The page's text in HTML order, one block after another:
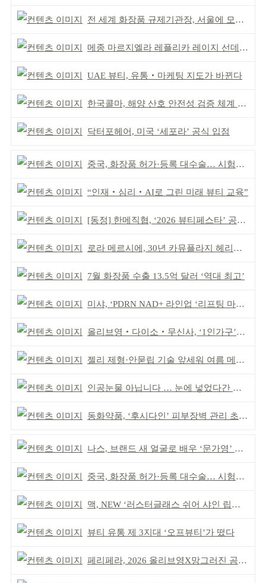
전 세계 화장품 규제기관장, 서울에 모인다
메종 마르지엘라 레플리카 레이지 선데이 모닝 디퓨저
UAE 뷰티, 유통‧마케팅 지도가 바뀐다
한국콜마, 해양 산호 안전성 검증 체계 구축
닥터포헤어, 미국 ‘세포라’ 공식 입점
중국, 화장품 허가·등록 대수술… 시험자료 공용 허용
“인재‧심리‧AI로 그린 미래 뷰티 교육”
[동정] 한메직협, ‘2026 뷰티페스타’ 공동 주최
로라 메르시에, 30년 카뮤플라지 헤리티지 담아
7월 화장품 수출 13.5억 달러 ‘역대 최고’
미샤, ‘PDRN NAD+ 라인업 ‘리프팅 마스크’ 출시
올리브영‧다이소‧무신사, ‘1인가구’가 이끈다
젤리 제형·안묻립 기술 앞세워 여름 메이크업 시장 공략
인공눈물 아닙니다 … 눈에 넣었다간 각막 손상
동화약품, ‘후시다인’ 피부장벽 관리 초점 ‘리브랜딩’
나스, 브랜드 새 얼굴로 배우 ‘문가영’ 발탁
중국, 화장품 허가·등록 대수술… 시험자료 공용 허용
맥, NEW ‘러스터글래스 쉬어 샤인 립스틱’ 출시
뷰티 유통 제 3지대 ‘오프뷰티’가 떴다
페리페라, 2026 올리브영X망그러진 곰 콜라보